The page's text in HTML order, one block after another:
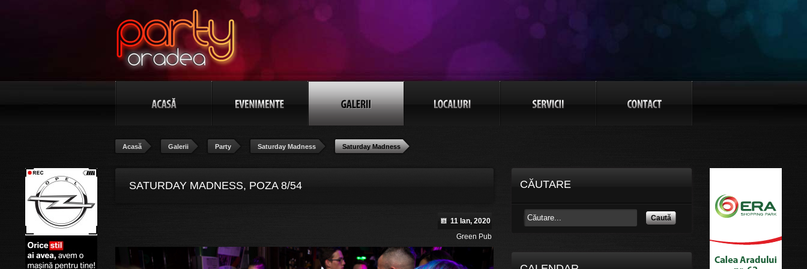
Acasă Galerii Party Saturday Madness Saturday Madness
SATURDAY MADNESS, POZA 8/54
11 Ian, 2020
Green Pub
CĂUTARE
Caută